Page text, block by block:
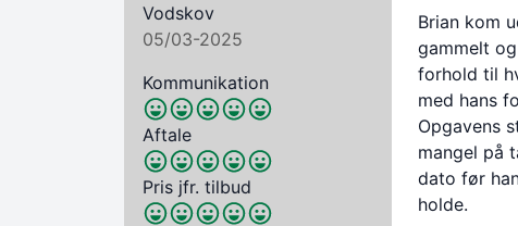
Vodskov
05/03-2025
Kommunikation
Aftale
Pris jfr. tilbud
Brian kom
gammelt
forhold til
med hans
Opgavens
mangel på
dato før
holde.